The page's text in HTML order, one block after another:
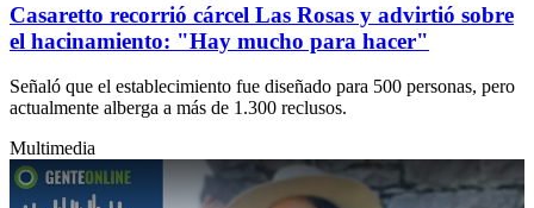
Casaretto recorrió cárcel Las Rosas y advirtió sobre
el hacinamiento: "Hay mucho para hacer"
Señaló que el establecimiento fue diseñado para 500 personas, pero
actualmente alberga a más de 1.300 reclusos.
Multimedia